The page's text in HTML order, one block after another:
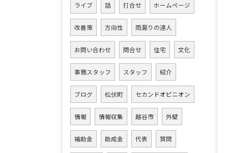
ライブ 話 打合せ ホームページ
改善策 方向性 雨漏りの達人
お問い合わせ 問合せ 住宅 文化
事務スタッフ スタッフ 紹介
ブログ 松伏町 セカンドオピニオン
情報 情報収集 越谷市 外壁
補助金 助成金 代表 質問